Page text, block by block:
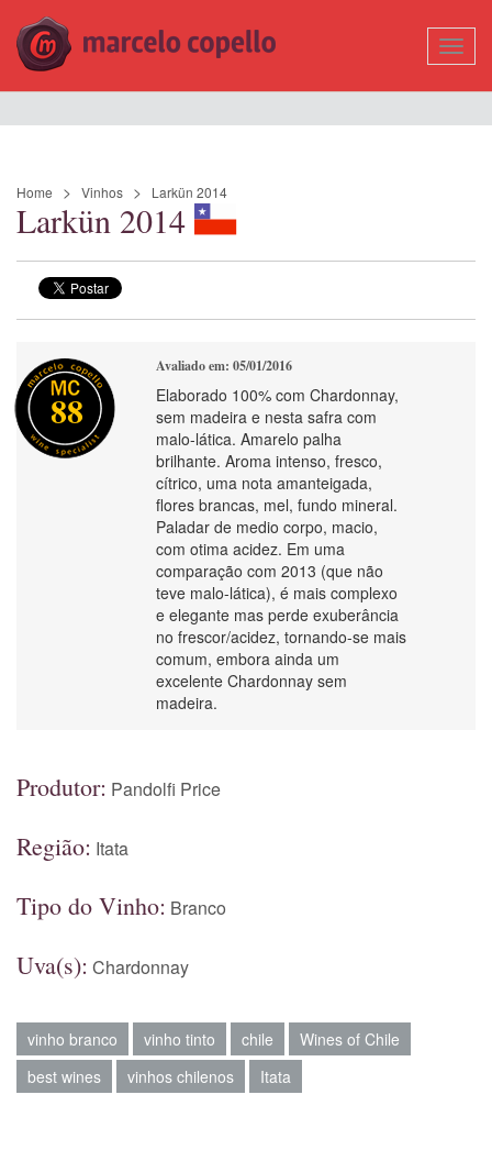
Home Vinhos Larkün 2014
Larkün 2014
88
Avaliado em: 05/01/2016
Elaborado 100% com Chardonnay,
sem madeira e nesta safra com
malo-lática. Amarelo palha
brilhante. Aroma intenso, fresco,
cítrico, uma nota amanteigada,
flores brancas, mel, fundo mineral.
Paladar de medio corpo, macio,
com otima acidez. Em uma
comparação com 2013 (que não
teve malo-lática), é mais complexo
e elegante mas perde exuberância
no frescor/acidez, tornando-se mais
comum, embora ainda um
excelente Chardonnay sem
madeira.
Produtor: Pandolfi Price
Região: Itata
Tipo do Vinho: Branco
Uva(s): Chardonnay
vinho branco vinho tinto chile
Wines of Chile
best wines
vinhos chilenos Itata